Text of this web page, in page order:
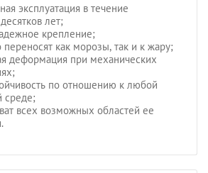
эксплуатация в течение
лет;
крепление;
переносят как морозы, так и к жару;
деформация при механических
по отношению к любой
среде;
всех возможных областей ее